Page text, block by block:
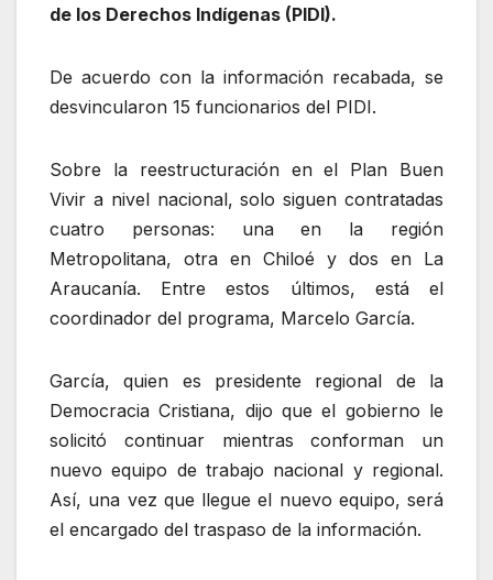
de los Derechos Indígenas (PIDI).
De acuerdo con la información recabada, se
desvincularon 15 funcionarios del PIDI.
Sobre la reestructuración en el Plan Buen
Vivir a nivel nacional, solo siguen contratadas
cuatro personas: una en la región
Metropolitana, otra en Chiloé y dos en La
Araucanía. Entre estos últimos, está el
coordinador del programa, Marcelo García.
García, quien es presidente regional de la
Democracia Cristiana, dijo que el gobierno le
solicitó continuar mientras conforman un
nuevo equipo de trabajo nacional y regional.
Así, una vez que llegue el nuevo equipo, será
el encargado del traspaso de la información.